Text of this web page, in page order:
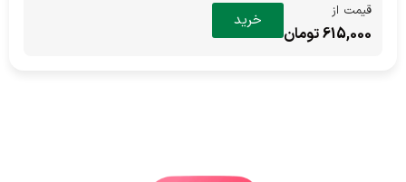
قیمت از
615,000 تومان
خرید